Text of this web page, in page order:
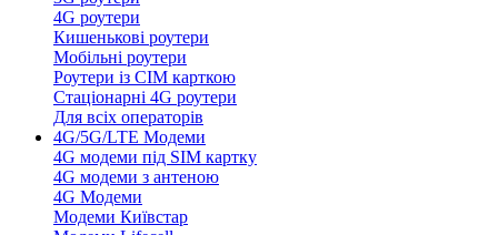
4G роутери
Кишенькові роутери
Мобільні роутери
Роутери із СІМ карткою
Стаціонарні 4G роутери
Для всіх операторів
4G/5G/LTE Модеми
4G модеми під SIM картку
4G модеми з антеною
4G Модеми
Модеми Київстар